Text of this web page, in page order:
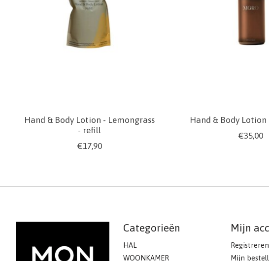
Hand & Body Lotion - Lemongrass
- refill
€17,90
Hand & Body Lotion
€35,00
Categorieën
HAL
WOONKAMER
Mijn
Registreren
Mijn